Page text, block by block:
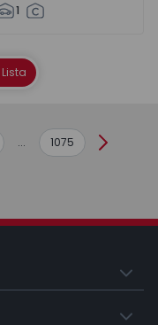
1
Lista
... 1075